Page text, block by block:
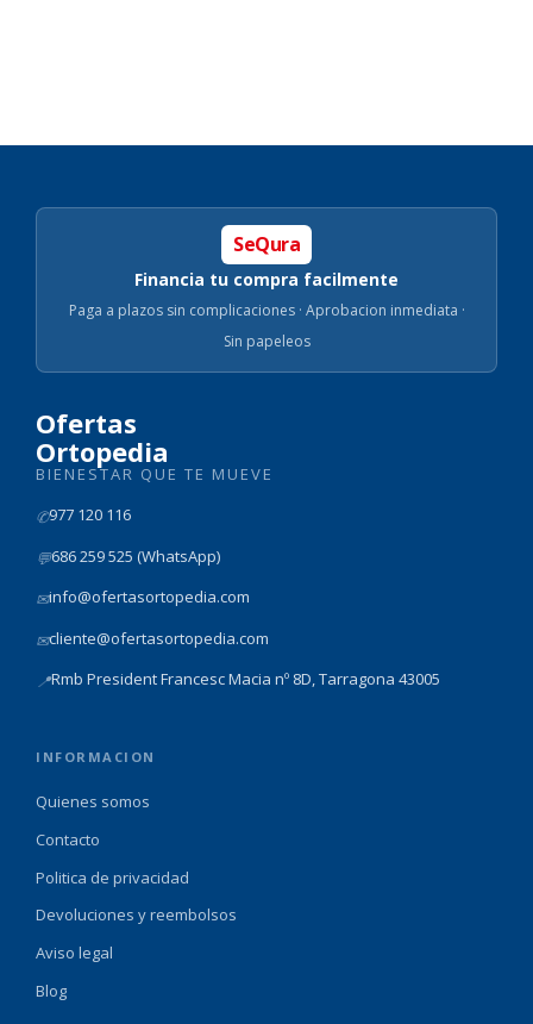
SeQura
Financia tu compra facilmente
Paga a plazos sin complicaciones · Aprobacion inmediata ·
Sin papeleos
Ofertas
Ortopedia
BIENESTAR QUE TE MUEVE
✆977 120 116
💬686 259 525 (WhatsApp)
✉info@ofertasortopedia.com
✉cliente@ofertasortopedia.com
📍Rmb President Francesc Macia nº 8D, Tarragona 43005
INFORMACION
Quienes somos
Contacto
Politica de privacidad
Devoluciones y reembolsos
Aviso legal
Blog